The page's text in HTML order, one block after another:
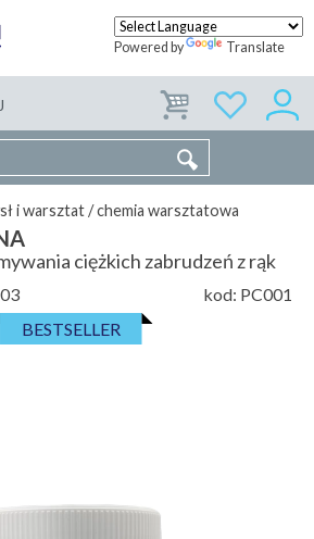
Powered by Translate
WSPÓŁPRACA KONTAKT
i warsztat/chemia warsztatowa
ciężkich zabrudzeń z rąk
kod: PC001
BESTSELLER